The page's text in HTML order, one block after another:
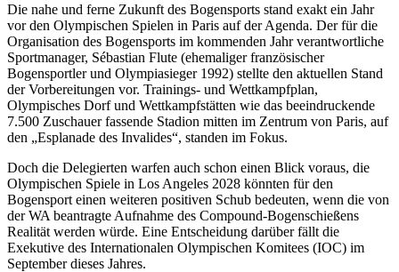
Die nahe und ferne Zukunft des Bogensports stand exakt ein Jahr
vor den Olympischen Spielen in Paris auf der Agenda. Der für die
Organisation des Bogensports im kommenden Jahr verantwortliche
Sportmanager, Sébastian Flute (ehemaliger französischer
Bogensportler und Olympiasieger 1992) stellte den aktuellen Stand
der Vorbereitungen vor. Trainings- und Wettkampfplan,
Olympisches Dorf und Wettkampfstätten wie das beeindruckende
7.500 Zuschauer fassende Stadion mitten im Zentrum von Paris, auf
den „Esplanade des Invalides“, standen im Fokus.
Doch die Delegierten warfen auch schon einen Blick voraus, die
Olympischen Spiele in Los Angeles 2028 könnten für den
Bogensport einen weiteren positiven Schub bedeuten, wenn die von
der WA beantragte Aufnahme des Compound-Bogenschießens
Realität werden würde. Eine Entscheidung darüber fällt die
Exekutive des Internationalen Olympischen Komitees (IOC) im
September dieses Jahres.